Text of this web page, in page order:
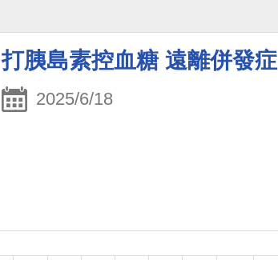
打胰島素控血糖 遠離併發症
2025/6/18